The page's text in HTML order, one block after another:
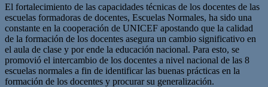
El fortalecimiento de las capacidades técnicas de los docentes de las
escuelas formadoras de docentes, Escuelas Normales, ha sido una
constante en la cooperación de UNICEF apostando que la calidad
de la formación de los docentes asegura un cambio significativo en
el aula de clase y por ende la educación nacional. Para esto, se
promovió el intercambio de los docentes a nivel nacional de las 8
escuelas normales a fin de identificar las buenas prácticas en la
formación de los docentes y procurar su generalización.